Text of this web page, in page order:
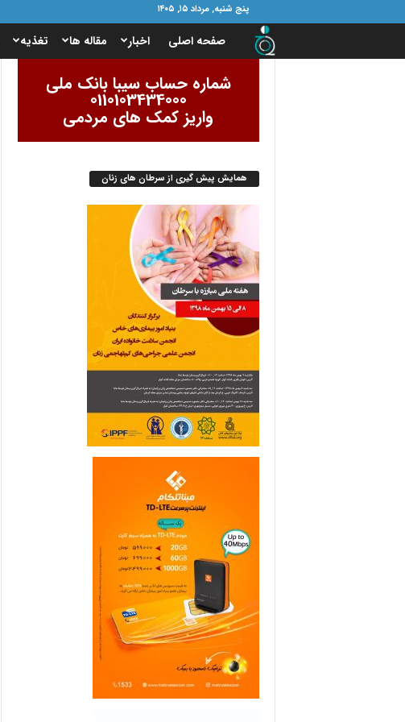
پنج شنبه, مرداد ۱۵, ۱۴۰۵
ا
د
م
و
ر
ی
م
ی
ا
خ
صفحه اصلی اخبار مقاله ها تغذیه
شماره حساب سیبا بانک ملی
0110103434000
واریز کمک های مردمی
همایش پیش گیری از سرطان های زنان